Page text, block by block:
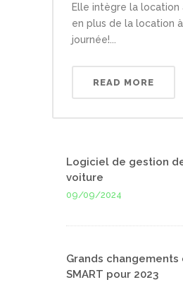
Elle intègre la location
en plus de la location
journée!...
READ MORE
Logiciel de gestion
voiture
09/09/2024
Grands changements
SMART pour 2023